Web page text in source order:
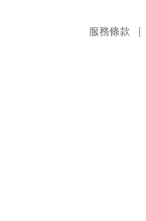
服務條款 |